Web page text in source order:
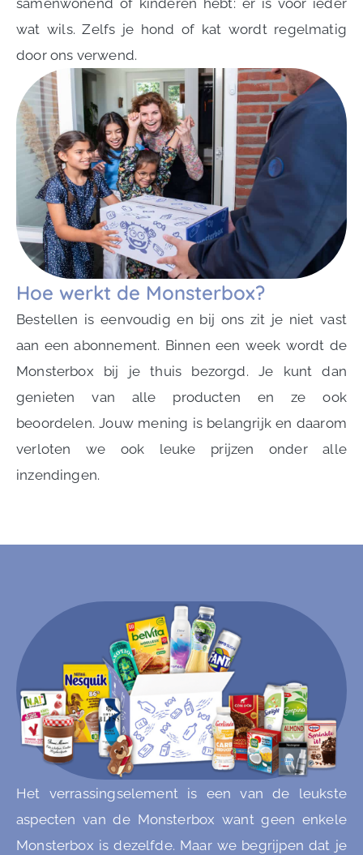
samenwonend of kinderen hebt: er is voor ieder
wat wils. Zelfs je hond of kat wordt regelmatig
door ons verwend.
Hoe werkt de Monsterbox?
Bestellen is eenvoudig en bij ons zit je niet vast
aan een abonnement. Binnen een week wordt de
Monsterbox bij je thuis bezorgd. Je kunt dan
genieten van alle producten en ze ook
beoordelen. Jouw mening is belangrijk en daarom
verloten we ook leuke prijzen onder alle
inzendingen.
Het verrassingselement is een van de leukste
aspecten van de Monsterbox want geen enkele
Monsterbox is dezelfde. Maar we begrijpen dat je